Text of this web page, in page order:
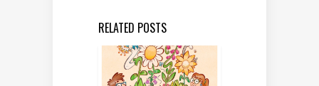
RELATED POSTS